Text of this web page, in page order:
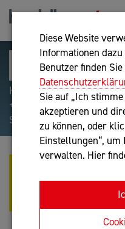
Diese Website
Informationen
Benutzer finden
Sie auf „Ich
akzeptieren und
zu können, oder
Einstellungen“, um
verwalten. Hier
Hilfreiche
+webshop, Begriff
Suchbegriff: "internet of
IT-